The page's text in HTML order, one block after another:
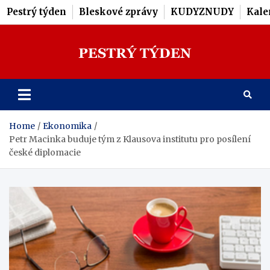
Pestrý týden Bleskové zprávy KUDYZNUDY
Pestrý Týden
Home
Ekonomika
Petr Macinka buduje tým z Klausova institutu pro posílení
české diplomacie